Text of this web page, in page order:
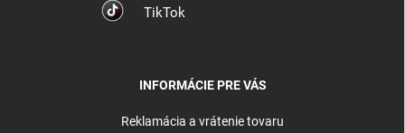
TikTok
INFORMÁCIE PRE VÁS
Reklamácia a vrátenie tovaru